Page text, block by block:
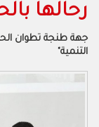
رحالها
جهة طنجة تطوان
التنمية"